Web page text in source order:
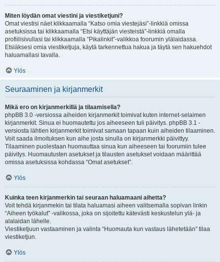
Miten löydän omat viestini ja viestiketjuni?
Omat viestisi näet klikkaamalla “Katso omia viestejäsi”-linkkiä omissa
asetuksissa tai klikkaamalla “Etsi käyttäjän viesteistä”-linkkiä omalla
profiilisivullasi tai klikkaamalla “Pikalinkit”-valikkoa foorumin ylälaidassa.
Etsiäksesi omia viestiketjuja, käytä tarkennettua hakua ja täytä sen hakuehdot
haluamallasi tavalla.
Ylös
Seuraaminen ja kirjanmerkit
Mikä ero on kirjanmerkillä ja tilaamisella?
phpBB 3.0 -versiossa aiheiden kirjanmerkit toimivat kuten internet-selaimen
kirjanmerkit. Sinua ei huomautettu jos aiheeseen tuli päivitys. phpBB 3.1 -
versiosta lähtien kirjanmerkit toimivat samaan tapaan kuin aiheiden tilaaminen.
Voit saada ilmoituksen kun aihe josta sinulla on kirjanmerkki päivittyy.
Tilaaminen puolestaan huomauttaa sinua kun aiheeseen tai foorumiin tulee
päivitys. Huomautusten asetukset ja tilausten asetukset voidaan määrittää
omissa asetuksissa kohdassa “Omat asetukset”.
Ylös
Kuinka teen kirjanmerkin tai seuraan haluamaani aihetta?
Voit tehdä kirjanmekin tai tilata haluamasi aiheen valitsemalla sopivan linkin
“Aiheen työkalut” -valikossa, joka on sijoitettu kätevästi keskustelun ylä- ja
alalaidan lähelle.
Viestiketjuun vastaaminen ja valinta “Huomauta kun vastaus lähetetään” tilaa
viestiketjun.
Ylös